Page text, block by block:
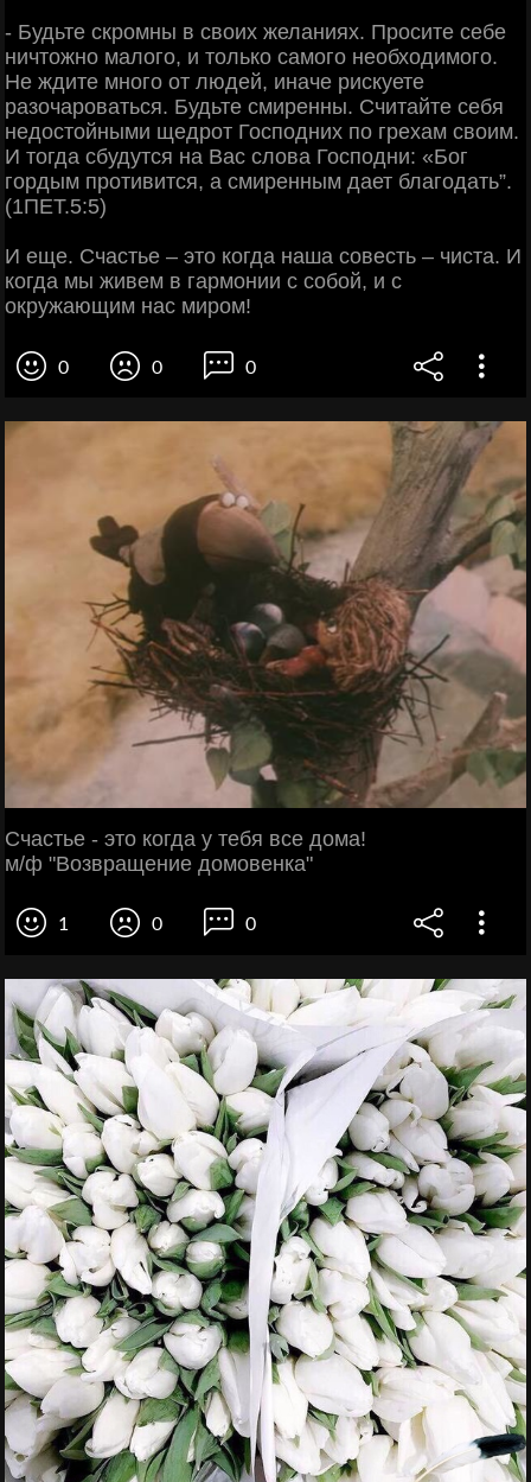
- Будьте скромны в своих желаниях. Просите себе
ничтожно малого, и только самого необходимого.
Не ждите много от людей, иначе рискуете
разочароваться. Будьте смиренны. Считайте себя
недостойными щедрот Господних по грехам своим.
И тогда сбудутся на Вас слова Господни: «Бог
гордым противится, а смиренным дает благодать”.
(1ПЕТ.5:5)
И еще. Счастье – это когда наша совесть – чиста. И
когда мы живем в гармонии с собой, и с
окружающим нас миром!
0 0 0
Счастье - это когда у тебя все дома!
м/ф "Возвращение домовенка"
1 0 0